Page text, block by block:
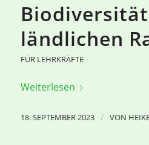
ländlichen
FÜR LEHRKRÄFTE
Weiterlesen
18. SEPTEMBER 2023 / VON